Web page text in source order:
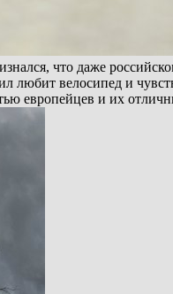
что даже
велосипед и
европейцев и их